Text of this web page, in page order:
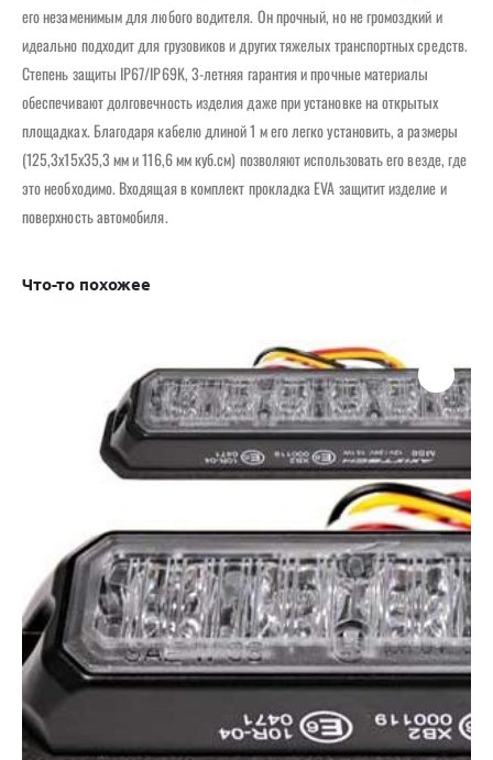
его незаменимым для любого водителя. Он прочный, но не громоздкий и
идеально подходит для грузовиков и других тяжелых транспортных средств.
Степень защиты IP67/IP69K, 3-летняя гарантия и прочные материалы
обеспечивают долговечность изделия даже при установке на открытых
площадках. Благодаря кабелю длиной 1 м его легко установить, а размеры
(125,3x15x35,3 мм и 116,6 мм куб.см) позволяют использовать его везде, где
это необходимо. Входящая в комплект прокладка EVA защитит изделие и
поверхность автомобиля.
Что-то похожее